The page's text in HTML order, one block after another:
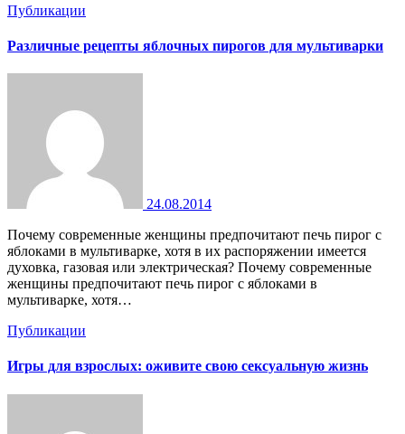
Публикации
Различные рецепты яблочных пирогов для мультиварки
24.08.2014
Почему современные женщины предпочитают печь пирог с
яблоками в мультиварке, хотя в их распоряжении имеется
духовка, газовая или электрическая? Почему современные
женщины предпочитают печь пирог с яблоками в
мультиварке, хотя…
Публикации
Игры для взрослых: оживите свою сексуальную жизнь